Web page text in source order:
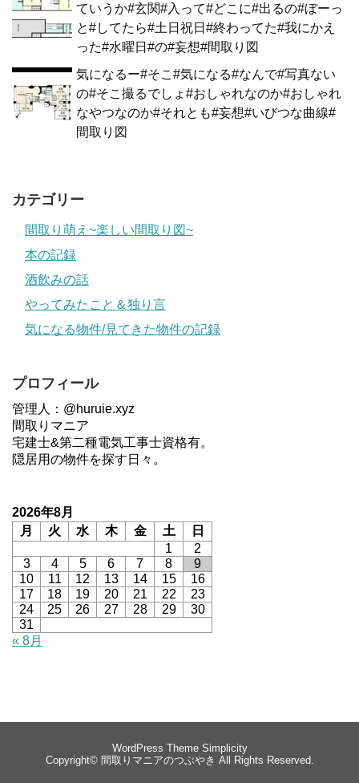
ていうか#玄関#入って#どこに#出るの#ぼーっ
と#してたら#土日祝日#終わってた#我にかえ
った#水曜日#の#妄想#間取り図
気になるー#そこ#気になる#なんで#写真ない
の#そこ撮るでしょ#おしゃれなのか#おしゃれ
なやつなのか#それとも#妄想#いびつな曲線#
間取り図
カテゴリー
間取り萌え~楽しい間取り図~
本の記録
酒飲みの話
やってみたこと＆独り言
気になる物件/見てきた物件の記録
プロフィール
管理人：@huruie.xyz
間取りマニア
宅建士&第二種電気工事士資格有。
隠居用の物件を探す日々。
2026年8月
月
火 水 木 金 土
日
1
2
3
4 5 6 7 8
9
10
11 12 13 14 15
16
17
18 19 20 21 22
23
24
25 26 27 28 29
30
31
« 8月
WordPress Theme Simplicity
Copyright© 間取りマニアのつぶやき All Rights Reserved.